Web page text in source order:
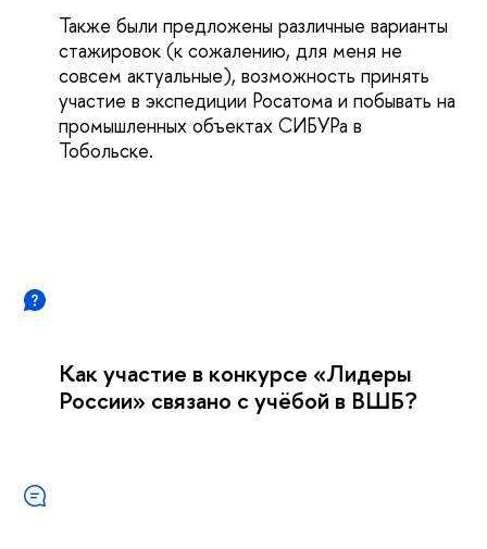
Также были предложены различные варианты
стажировок (к сожалению, для меня не
совсем актуальные), возможность принять
участие в экспедиции Росатома и побывать на
промышленных объектах СИБУРа в
Тобольске.
Как участие в конкурсе «Лидеры
России» связано с учёбой в ВШБ?